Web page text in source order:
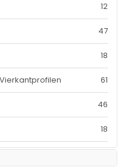
12
47
18
61
46
18